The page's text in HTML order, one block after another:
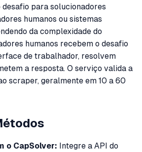
para solucionadores
humanos ou sistemas
da complexidade do
humanos recebem o desafio
de trabalhador, resolvem
a resposta. O serviço valida a
scraper, geralmente em 10 a 60
o CapSolver: Integre a API do